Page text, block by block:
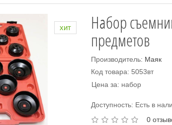
хит
Набор
предметов
Производитель: Маяк
Код товара: 5053вт
Цена за: набор
Доступность: Есть в
0